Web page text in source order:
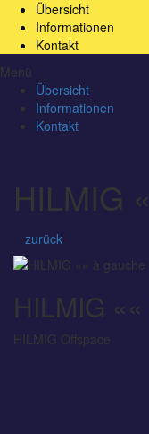
Übersicht
Informationen
Kontakt
Menü
Übersicht
Informationen
Kontakt
HILMIG
zurück
HILMIG
HILMIG Offspace